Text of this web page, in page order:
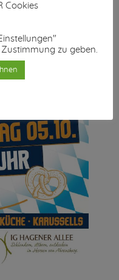
Cookies
zu geben.